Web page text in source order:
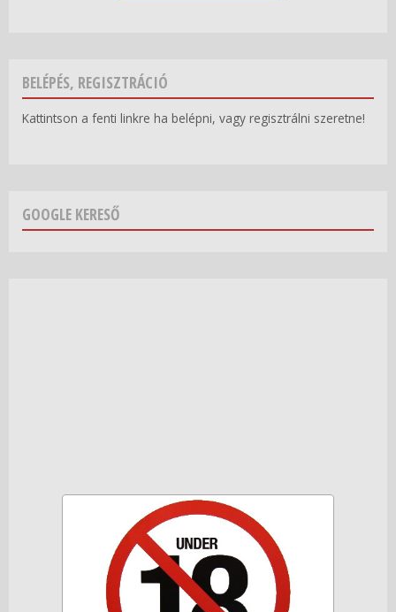
BELÉPÉS, REGISZTRÁCIÓ
Kattintson a fenti linkre ha belépni, vagy regisztrálni szeretne!
GOOGLE KERESŐ